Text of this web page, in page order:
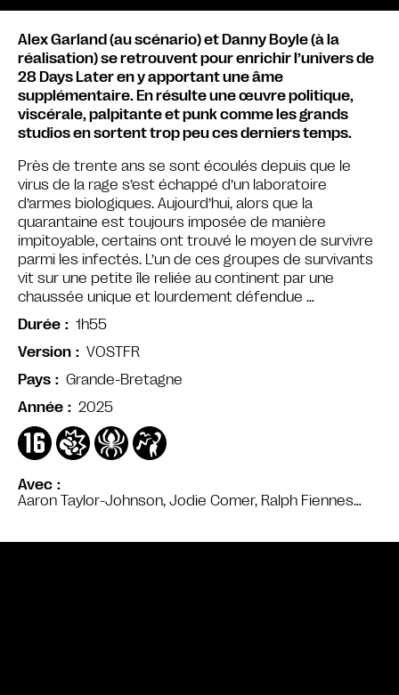
Avec
Aaron Taylor-Johnson, Jodie Comer, Ralph Fiennes…
Alex Garland (au scénario) et Danny Boyle (à la
réalisation) se retrouvent pour enrichir l’univers de
28 Days Later en y apportant une âme
supplémentaire. En résulte une œuvre politique,
viscérale, palpitante et punk comme les grands
studios en sortent trop peu ces derniers temps.
Près de trente ans se sont écoulés depuis que le
virus de la rage s’est échappé d’un laboratoire
d’armes biologiques. Aujourd’hui, alors que la
quarantaine est toujours imposée de manière
impitoyable, certains ont trouvé le moyen de survivre
parmi les infectés. L’un de ces groupes de survivants
vit sur une petite île reliée au continent par une
chaussée unique et lourdement défendue …
Durée
1h55
Version
VOSTFR
Pays
Grande-Bretagne
Année
2025